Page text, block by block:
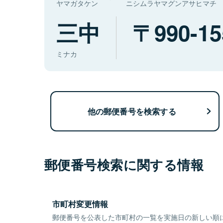
ヤマガタケン ニシムラヤマグンアサヒマチ
三中
ミナカ
990-
他の郵便番号を検索する
郵便番号検索に関する情報
市町村変更情報
郵便番号を公表した市町村の一覧を実施日の新しい順